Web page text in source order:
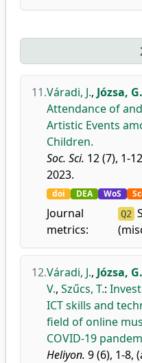
11.Váradi, J., Józsa, G.
Attendance of
Artistic Events
Children.
Soc. Sci. 12 (7), 1-
2023.
doi DEA WoS
Journal
metrics:
Q2
12.Váradi, J., Józsa, G.
V., Szűcs, T.:
ICT skills and
field of online
COVID-19
Heliyon. 9 (6), 1-8,